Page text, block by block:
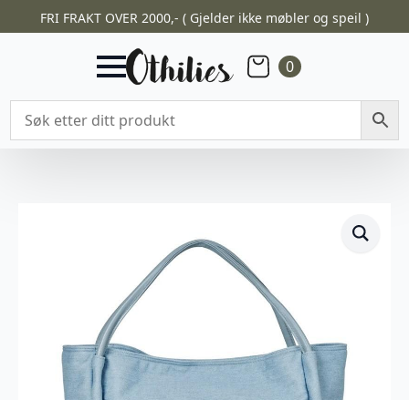
FRI FRAKT OVER 2000,- ( Gjelder ikke møbler og speil )
0